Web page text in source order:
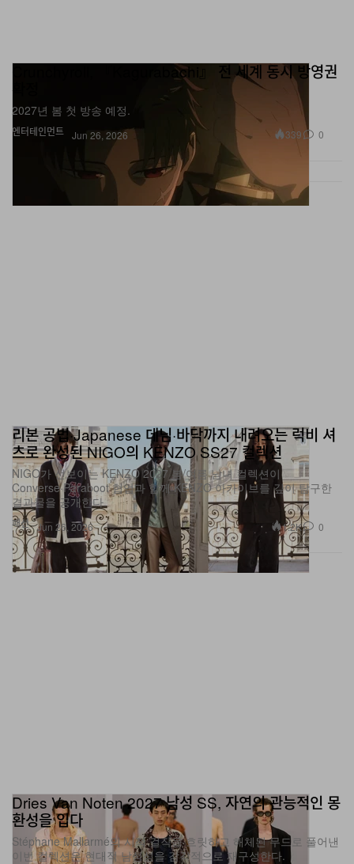
엔터테인먼트
Crunchyroll, 『Kagurabachi』 전 세계 동시 방영권
2027년 봄 첫 방송 예정.
Jun 26, 2026 339 0
패션
리본 공법·Japanese 데님·바닥까지 내려오는 럭비 셔
츠로 완성된 NIGO의 KENZO SS27 컬렉션
NIGO가 선보이는 KENZO 2027 봄/여름 남녀 컬렉션이
Converse·Paraboot 협업과 함께 KENZO 아카이브를 깊이 탐구한
결과물을 공개한다.
Jun 26, 2026 1.2K 0
Dries Van Noten 2027 남성 SS, 자연의 관능적인 몽
환성을 입다
Stéphane Mallarmé의 시적 걸작을 흐릿하고 해체된 무드로 풀어낸
이번 컬렉션은 현대적 남성성을 감각적으로 재구성한다.